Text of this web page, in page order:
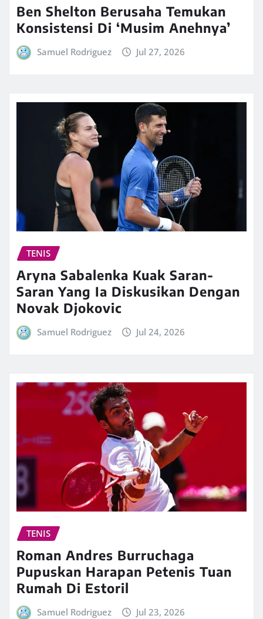
Ben Shelton Berusaha Temukan
Konsistensi Di ‘Musim Anehnya’
Samuel Rodriguez Jul 27, 2026
TENIS
Aryna Sabalenka Kuak Saran-
Saran Yang Ia Diskusikan Dengan
Novak Djokovic
Samuel Rodriguez Jul 24, 2026
TENIS
Roman Andres Burruchaga
Pupuskan Harapan Petenis Tuan
Rumah Di Estoril
Samuel Rodriguez Jul 23, 2026